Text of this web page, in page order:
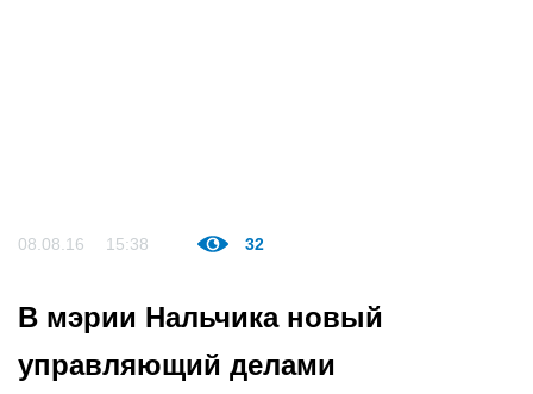
08.08.16 15:38 32
В мэрии Нальчика новый
управляющий делами